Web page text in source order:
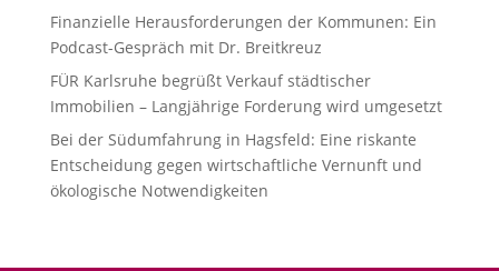
Finanzielle Herausforderungen der Kommunen: Ein
Podcast-Gespräch mit Dr. Breitkreuz
FÜR Karlsruhe begrüßt Verkauf städtischer
Immobilien – Langjährige Forderung wird umgesetzt
Bei der Südumfahrung in Hagsfeld: Eine riskante
Entscheidung gegen wirtschaftliche Vernunft und
ökologische Notwendigkeiten